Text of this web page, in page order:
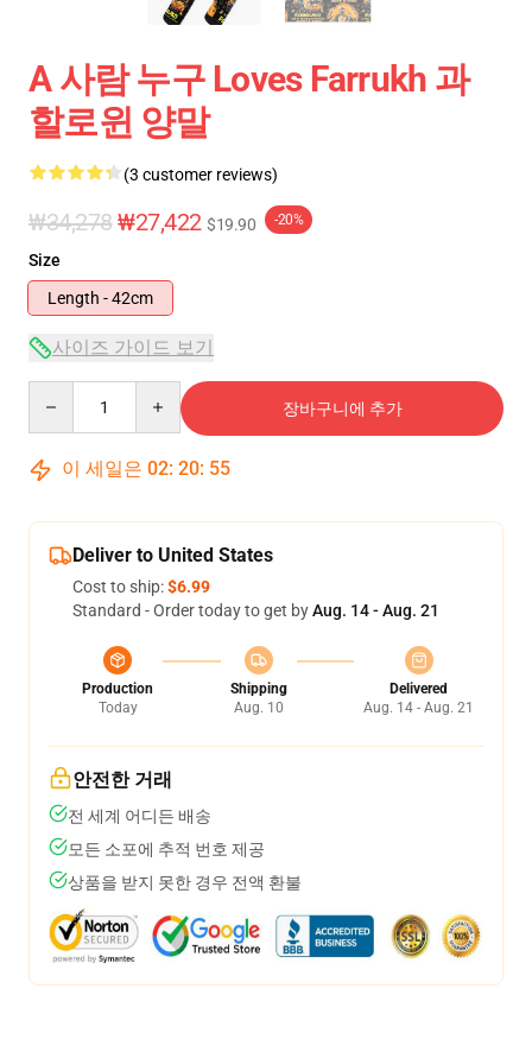
A 사람 누구 Loves Farrukh 과
할로윈 양말
(3 customer reviews)
₩34,278₩27,422 $19.90 -20%
Size
Length - 42cm
사이즈 가이드 보기
장바구니에 추가
이 세일은 02: 20: 54
Deliver to United States
Cost to ship:$6.99
Standard - Order today to get byAug. 14 - Aug. 21
Production
Today
Shipping
Aug. 10
Delivered
Aug. 14 - Aug. 21
안전한 거래
전 세계 어디든 배송
모든 소포에 추적 번호 제공
상품을 받지 못한 경우 전액 환불